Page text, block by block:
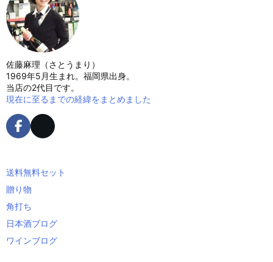
佐藤麻理（さとうまり）
1969年5月生まれ。福岡県出身。
当店の2代目です。
現在に至るまでの経緯をまとめました
送料無料セット
贈り物
角打ち
日本酒ブログ
ワインブログ